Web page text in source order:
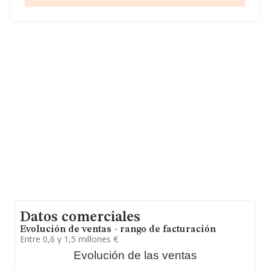
Pontevedra.
Datos comerciales
Evolución de ventas - rango de facturación
Entre 0,6 y 1,5 millones €
Evolución de las ventas